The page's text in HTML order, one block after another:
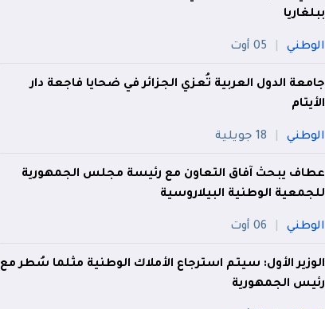
ببلغاريا
الوطني 05 أوت
جامعة الدول العربية تُعزي الجزائر في ضحايا فاجعة دار
الأيتام
الوطني 18 جويلية
عطاف يبحث آفاق التعاون مع رئيسة مجلس الجمهورية
للجمعية الوطنية البيلاروسية
الوطني 06 أوت
الوزير الأول: سيتم استرجاع الأملاك الوطنية مثلما سُطر مع
رئيس الجمهورية